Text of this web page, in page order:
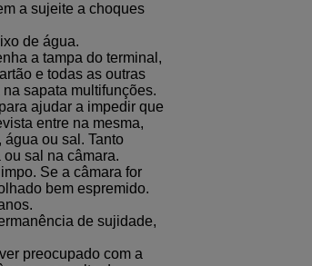
a sujeite a choques
de água.
a tampa do terminal,
e todas as outras
sapata multifunções.
ajudar a impedir que
entre na mesma,
ou sal. Tanto
sal na câmara.
Se a câmara for
bem espremido.
de sujidade,
preocupado com a